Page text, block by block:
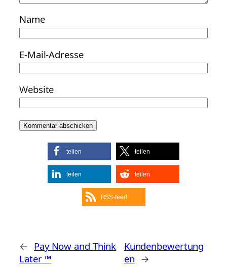
Name
E-Mail-Adresse
Website
teilen teilen
teilen teilen
RSS-feed
← Pay Now and Think
Later ™
Kundenbewertung
en →